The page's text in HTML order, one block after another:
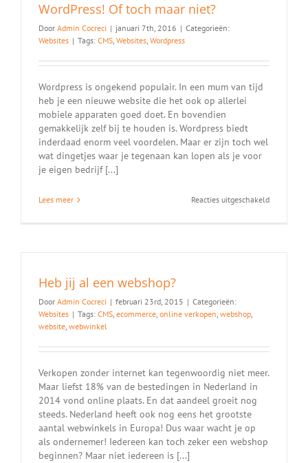
WordPress! Of toch maar niet?
Door Admin Cocreci | januari 7th, 2016 | Categorieën:
Websites | Tags: CMS, Websites, Wordpress
Wordpress is ongekend populair. In een mum van tijd
heb je een nieuwe website die het ook op allerlei
mobiele apparaten goed doet. En bovendien
gemakkelijk zelf bij te houden is. Wordpress biedt
inderdaad enorm veel voordelen. Maar er zijn toch wel
wat dingetjes waar je tegenaan kan lopen als je voor
je eigen bedrijf [...]
Lees meer Reacties uitgeschakeldvoor
Heb jij al een webshop?
Door Admin Cocreci | februari 23rd, 2015 | Categorieën:
Websites | Tags: CMS, ecommerce, online verkopen, webshop,
website, webwinkel
Verkopen zonder internet kan tegenwoordig niet meer.
Maar liefst 18% van de bestedingen in Nederland in
2014 vond online plaats. En dat aandeel groeit nog
steeds. Nederland heeft ook nog eens het grootste
aantal webwinkels in Europa! Dus waar wacht je op
als ondernemer! Iedereen kan toch zeker een webshop
beginnen? Maar niet iedereen is [...]